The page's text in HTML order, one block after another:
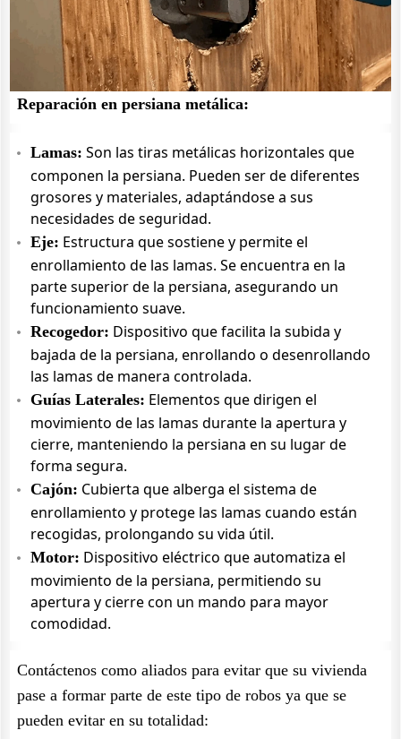
Reparación en persiana metálica:
Lamas: Son las tiras metálicas horizontales que
componen la persiana. Pueden ser de diferentes
grosores y materiales, adaptándose a sus
necesidades de seguridad.
Eje: Estructura que sostiene y permite el
enrollamiento de las lamas. Se encuentra en la
parte superior de la persiana, asegurando un
funcionamiento suave.
Recogedor: Dispositivo que facilita la subida y
bajada de la persiana, enrollando o desenrollando
las lamas de manera controlada.
Guías Laterales: Elementos que dirigen el
movimiento de las lamas durante la apertura y
cierre, manteniendo la persiana en su lugar de
forma segura.
Cajón: Cubierta que alberga el sistema de
enrollamiento y protege las lamas cuando están
recogidas, prolongando su vida útil.
Motor: Dispositivo eléctrico que automatiza el
movimiento de la persiana, permitiendo su
apertura y cierre con un mando para mayor
comodidad.
Contáctenos como aliados para evitar que su vivienda
pase a formar parte de este tipo de robos ya que se
pueden evitar en su totalidad: